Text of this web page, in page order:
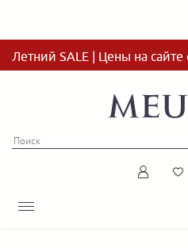
Летний SALE | Цены на сайте